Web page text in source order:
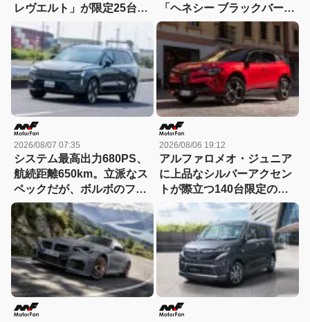
レヴエルト」が限定25台で
誕生!! その理由とは……？
「ヘネシー ブラックバー
ド」がデビュー【動画】
2026/08/07 07:35
システム最高出力680PS、
航続距離650km。立派なス
ペックだが、ボルボのフラ
ッグシップSUVの本当の魅
力は数字以外にあった！
【ボルボEX90試乗】
2026/08/06 19:12
アルファロメオ・ジュニア
に上品なシルバーアクセン
トが際立つ140台限定の
「スポルト スペチアーレ」
が登場！